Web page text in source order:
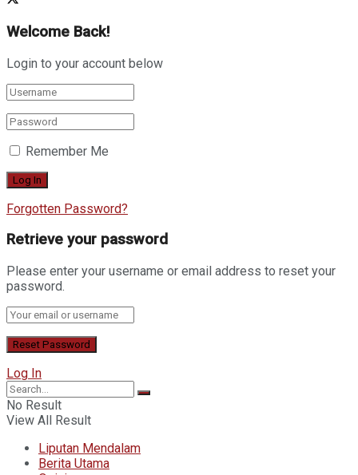
Welcome Back!
Login to your account below
Remember Me
Forgotten Password?
Retrieve your password
Please enter your username or email address to reset your
password.
Log In
No Result
View All Result
Liputan Mendalam
Berita Utama